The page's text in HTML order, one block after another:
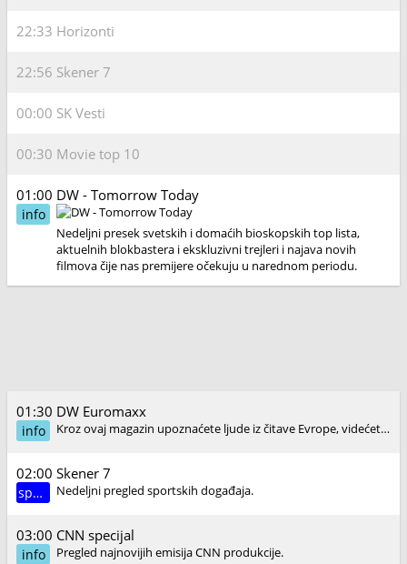
22:33 Horizonti
22:56 Skener 7
00:00 SK Vesti
00:30 Movie top 10
01:00
info
DW - Tomorrow Today
Nedeljni presek svetskih i domaćih bioskopskih top lista,
aktuelnih blokbastera i ekskluzivni trejleri i najava novih
filmova čije nas premijere očekuju u narednom periodu.
01:30
info
DW Euromaxx
Kroz ovaj magazin upoznaćete ljude iz čitave Evrope, videćete kako oni žive, kakve su njihove navike, kultura i svakodnevni život.
02:00
sport
Skener 7
Nedeljni pregled sportskih događaja.
03:00
info
CNN specijal
Pregled najnovijih emisija CNN produkcije.